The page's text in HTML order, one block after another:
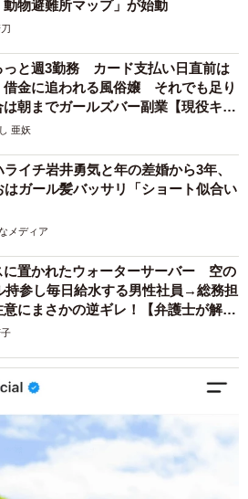
動物避難所マップ」が始動
っと週3勤務 カード支払い日直前は
金に追われる風俗嬢 それでも足り
朝までガールズバー副業【現役キャ
材】
亜妖
ライチ岩井勇気と年の差婚から3年、
はガール髪バッサリ「ショート似合い
メディア
に置かれたウォーターサーバー 空の
持参し毎日給水する男性社員→総務担
意にまさかの逆ギレ！【弁護士が解